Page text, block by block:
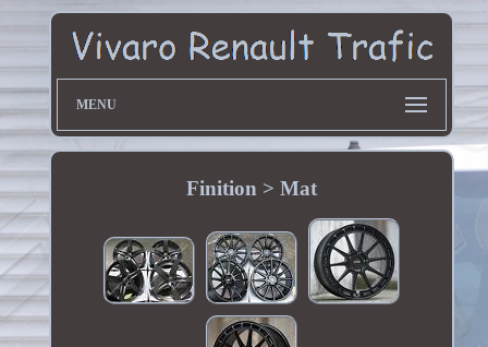
MENU
Finition > Mat